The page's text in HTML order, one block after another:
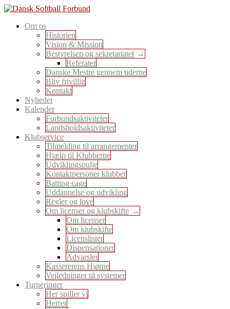
Skip
content
Dansk Softball Forbund
En sport for alle
Om os
Historien
Vision & Mission
Bestyrelsen og sekretariatet
Referater
Danske Mestre gennem tiderne
Bliv frivillig
Kontakt
Nyheder
Kalender
Forbundsaktiviteter
Landsholdsaktiviteter
Klubservice
Tilmelding til arrangementer
Hjælp til Klubberne
Udviklingspulje
Kontaktpersoner klubber
Batting cage
Uddannelse og udvikling
Regler og love
Om licenser og klubskifte
Om licenser
Om klubskifte
Licenslister
Dispensationer
Advarsler
Kassererens Hjørne
Vejledninger til systemer
Turneringer
Her spiller vi
Herrer